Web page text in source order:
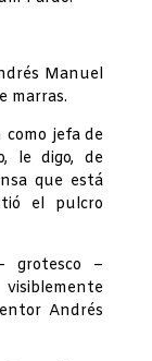
Manuel
marras.
jefa de
le digo, de
que está
el pulcro
grotesco –
Andrés